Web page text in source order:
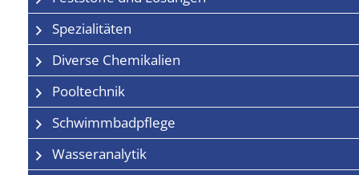
Spezialitäten
Diverse Chemikalien
Pooltechnik
Schwimmbadpflege
Wasseranalytik